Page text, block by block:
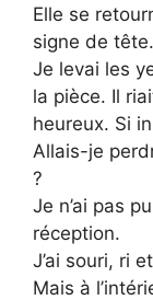
Elle se
signe de
Je levai les
la pièce. Il
heureux. Si
Allais-je
?
Je n’ai pas
réception.
J’ai souri, ri
Mais à